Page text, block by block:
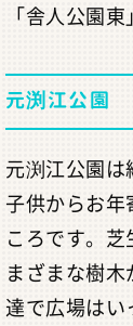
「舎人公園
元渕江公園
元渕江公園は
子供からお
ころです。
まざまな樹
達で広場はい